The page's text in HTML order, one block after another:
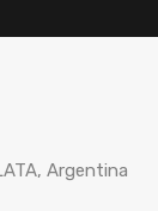
Argentina